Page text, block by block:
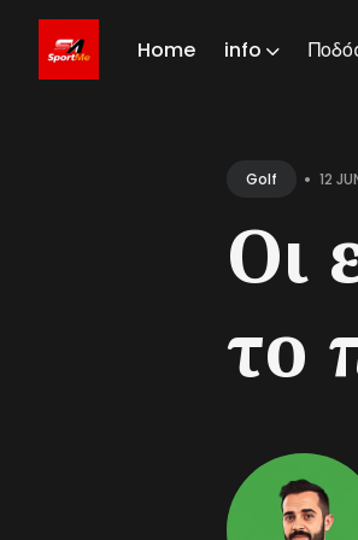
Home info
Golf • 12
Οι
το